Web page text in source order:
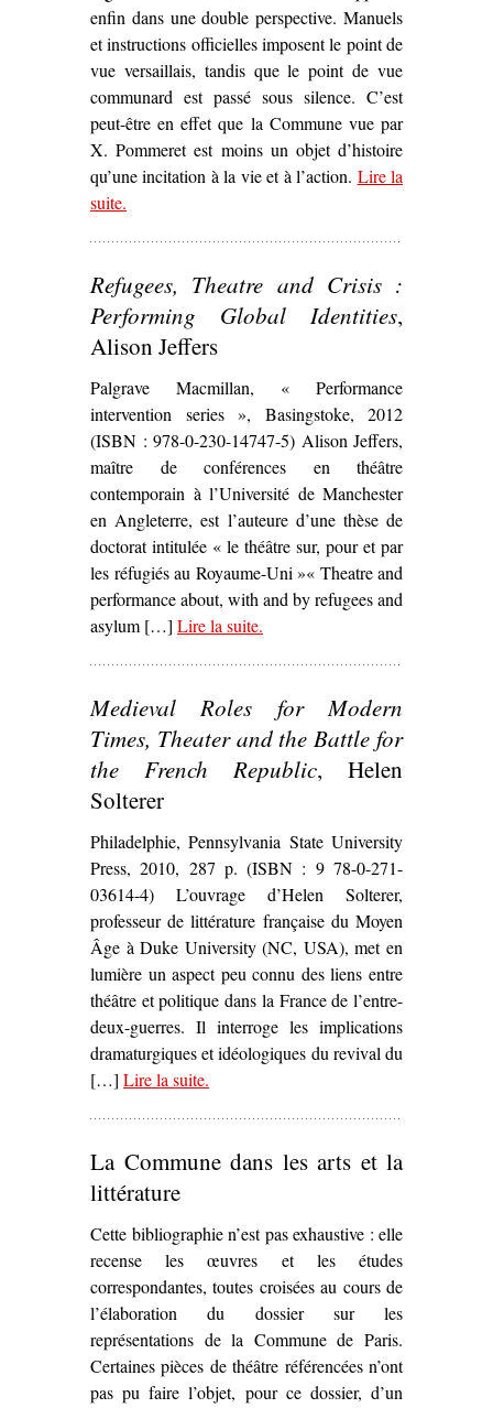
enfin dans une double perspective. Manuels
et instructions officielles imposent le point de
vue versaillais, tandis que le point de vue
communard est passé sous silence. C’est
peut-être en effet que la Commune vue par
X. Pommeret est moins un objet d’histoire
qu’une incitation à la vie et à l’action. Lire la
suite– ‘Sur
.
Refugees, Theatre and Crisis :
Performing Global Identities,
Alison Jeffers
Palgrave Macmillan, « Performance
intervention series », Basingstoke, 2012
(ISBN : 978-0-230-14747-5) Alison Jeffers,
maître de conférences en théâtre
contemporain à l’Université de Manchester
en Angleterre, est l’auteure d’une thèse de
doctorat intitulée « le théâtre sur, pour et par
les réfugiés au Royaume-Uni »« Theatre and
performance about, with and by refugees and
asylum […] Lire la suite– ‘
.
Medieval Roles for Modern
Times, Theater and the Battle for
the French Republic, Helen
Solterer
Philadelphie, Pennsylvania State University
Press, 2010, 287 p. (ISBN : 9 78-0-271-
03614-4) L’ouvrage d’Helen Solterer,
professeur de littérature française du Moyen
Âge à Duke University (NC, USA), met en
lumière un aspect peu connu des liens entre
théâtre et politique dans la France de l’entre-
deux-guerres. Il interroge les implications
dramaturgiques et idéologiques du revival du
[…] Lire la suite– ‘
.
La Commune dans les arts et la
littérature
Cette bibliographie n’est pas exhaustive : elle
recense les œuvres et les études
correspondantes, toutes croisées au cours de
l’élaboration du dossier sur les
représentations de la Commune de Paris.
Certaines pièces de théâtre référencées n’ont
pas pu faire l’objet, pour ce dossier, d’un